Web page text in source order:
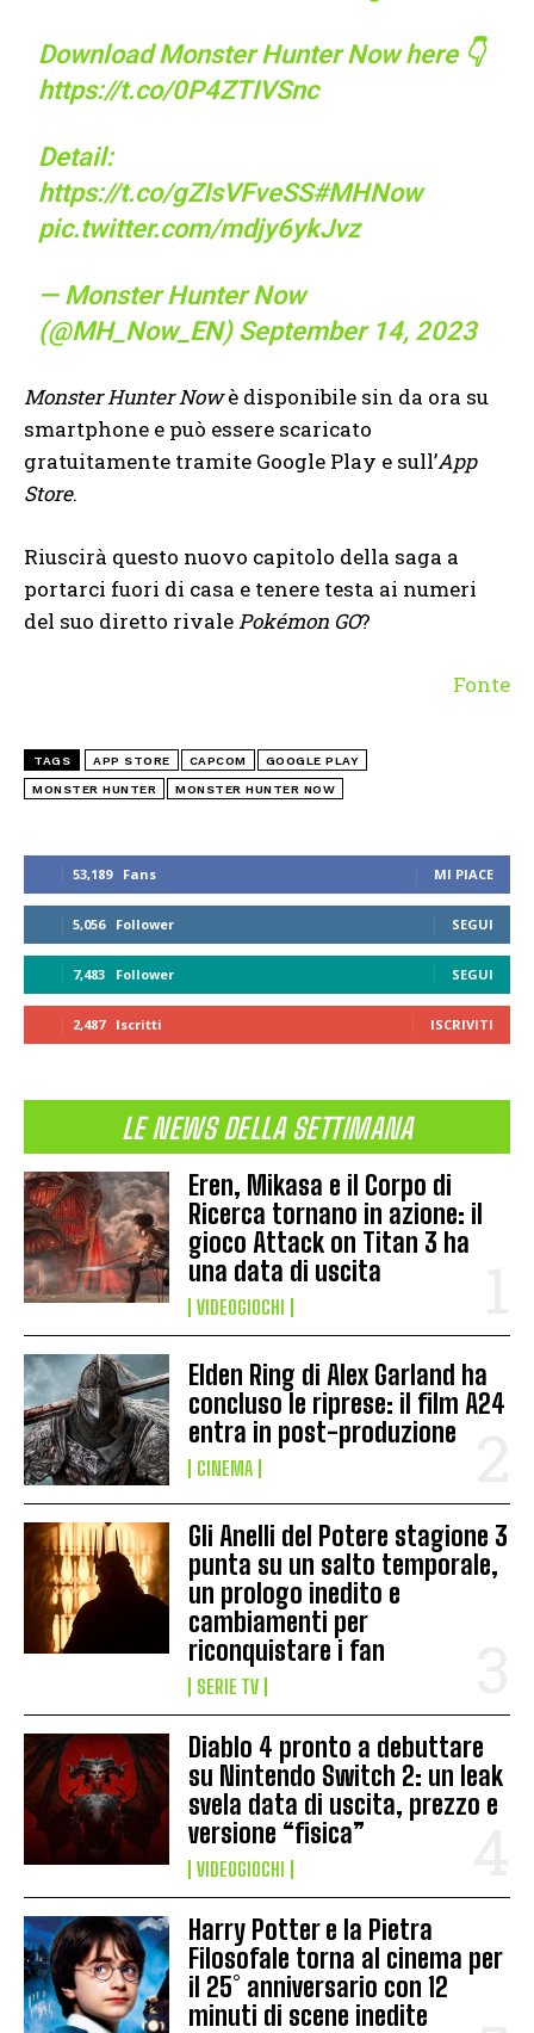
53,189 Fans MI PIACE
5,056 Follower SEGUI
7,483 Follower SEGUI
2,487 Iscritti ISCRIVITI
LE NEWS DELLA SETTIMANA
Eren, Mikasa e il Corpo di
Ricerca tornano in azione: il
gioco Attack on Titan 3 ha
una data di uscita
VIDEOGIOCHI
Elden Ring di Alex Garland ha
concluso le riprese: il film A24
entra in post-produzione
CINEMA
Gli Anelli del Potere stagione 3
punta su un salto temporale,
un prologo inedito e
cambiamenti per
riconquistare i fan
SERIE TV
Diablo 4 pronto a debuttare
su Nintendo Switch 2: un leak
svela data di uscita, prezzo e
versione “fisica”
VIDEOGIOCHI
Harry Potter e la Pietra
Filosofale torna al cinema per
il 25° anniversario con 12
minuti di scene inedite
Download Monster Hunter Now here 👇
https://t.co/0P4ZTIVSnc
Detail:
https://t.co/gZIsVFveSS#MHNow
pic.twitter.com/mdjy6ykJvz
— Monster Hunter Now
(@MH_Now_EN) September 14, 2023
Monster Hunter Nowè disponibile sin da ora su
smartphone e può essere scaricato
gratuitamente tramite Google Play e sull’App
Store.
Riuscirà questo nuovo capitolo della saga a
portarci fuori di casa e tenere testa ai numeri
del suo diretto rivalePokémon GO?
Fonte
TAGS APP STORE CAPCOM GOOGLE PLAY
MONSTER HUNTER MONSTER HUNTER NOW